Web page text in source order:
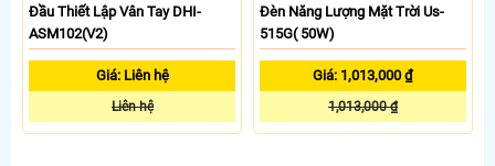
Đầu Thiết Lập Vân Tay DHI-
ASM102(V2)
Giá: Liên hệ
Liên hệ
Đèn Năng Lượng Mặt Trời Us-
515G( 50W)
Giá: 1,013,000 ₫
1,013,000 ₫